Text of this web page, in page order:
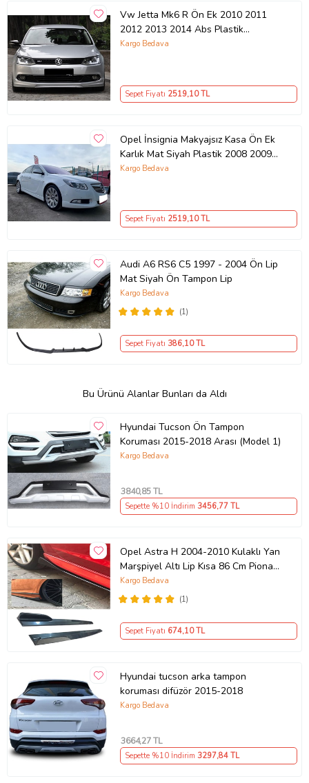
Vw Jetta Mk6 R Ön Ek 2010 2011
2012 2013 2014 Abs Plastik
Makyajsız Tampon
Kargo Bedava
Sepet Fiyatı 2519,10 TL
Opel İnsignia Makyajsız Kasa Ön Ek
Karlık Mat Siyah Plastik 2008 2009
2010 2011 2012
Kargo Bedava
Sepet Fiyatı 2519,10 TL
Audi A6 RS6 C5 1997 - 2004 Ön Lip
Mat Siyah Ön Tampon Lip
(1)
Kargo Bedava
Sepet Fiyatı 386,10 TL
Bu Ürünü Alanlar Bunları da Aldı
Hyundai Tucson Ön Tampon
Koruması 2015-2018 Arası (Model 1)
Kargo Bedava
3840,85 TL
Sepette %10 İndirim 3456,77 TL
Opel Astra H 2004-2010 Kulaklı Yan
Marşpiyel Altı Lip Kısa 86 Cm Piona
Black
(1)
Kargo Bedava
Sepet Fiyatı 674,10 TL
Hyundai tucson arka tampon
koruması difüzör 2015-2018
Kargo Bedava
3664,27 TL
Sepette %10 İndirim 3297,84 TL